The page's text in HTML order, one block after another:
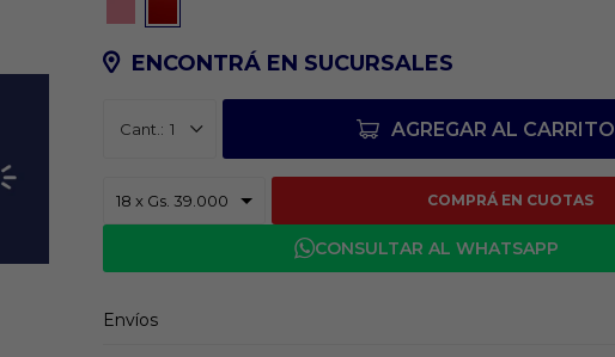
ENCONTRÁ EN SUCURSALES
1 AGREGAR AL CARRITO
COMPRÁ EN CUOTAS
CONSULTAR AL WHATSAPP
Envíos